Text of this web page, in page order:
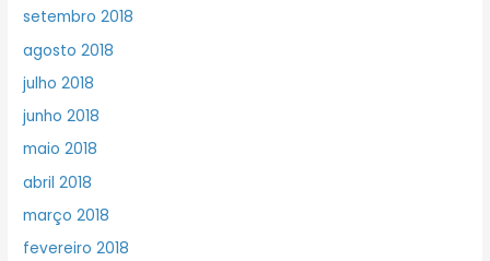
setembro 2018
agosto 2018
julho 2018
junho 2018
maio 2018
abril 2018
março 2018
fevereiro 2018